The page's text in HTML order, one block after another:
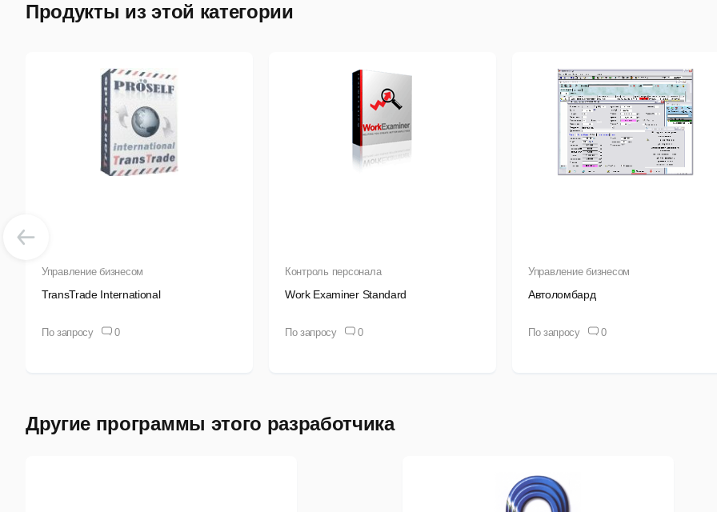
Программа сигнализирует о наступление различных
Возможна рассылка клиентам Email и SMS-сообщений, чтобы
Ваши клиенты обязательно оценят возросшую быстроту и
Программа предоставляет всю необходимою отчетность за
стратегически правильные решения на основе анализа
а сотрудники работают по простым и четко описанным правилам.
отчетам. Каждый сотрудник имеет доступ только к тем
Автоматически сохранятся информация о том, кто из сотрудников
Продукты из этой категории
Управление бизнесом
TransTrade International
По запросу 0
Контроль персонала
Work Examiner Standard
По запросу 0
Управление бизнесом
Автоломбард
По запросу 0
Другие программы этого разработчика